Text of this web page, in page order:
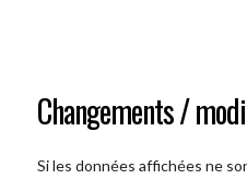
Changements /
Si les données affichées ne